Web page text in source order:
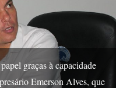
graças à capacidade
Emerson Alves, que